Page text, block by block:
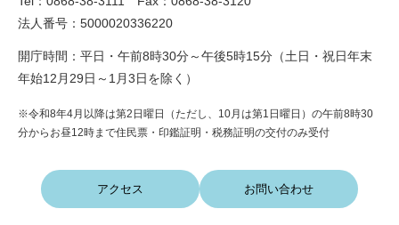
法人番号：5000020336220
開庁時間：平日・午前8時30分～午後5時15分（土日・祝日年末
年始12月29日～1月3日を除く）
※令和8年4月以降は第2日曜日（ただし、10月は第1日曜日）の午前8時30
分からお昼12時まで住民票・印鑑証明・税務証明の交付のみ受付
アクセス お問い合わせ